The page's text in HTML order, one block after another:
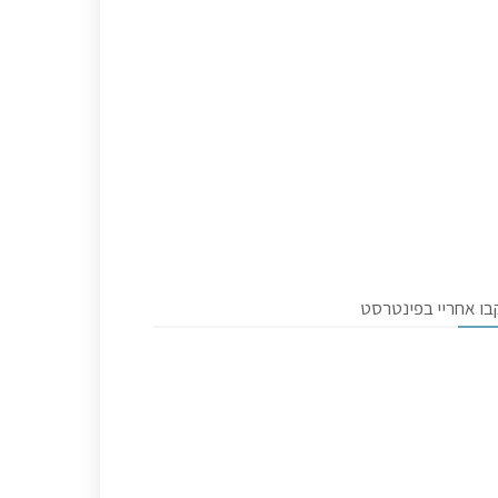
אחריי בפינטרסט